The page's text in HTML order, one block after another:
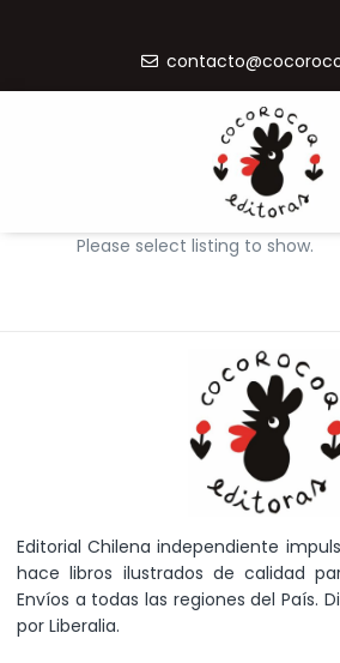
Please select listing to show.
Editorial Chilena independiente
hace libros ilustrados de calidad
Envíos a todas las regiones del País.
por Liberalia.